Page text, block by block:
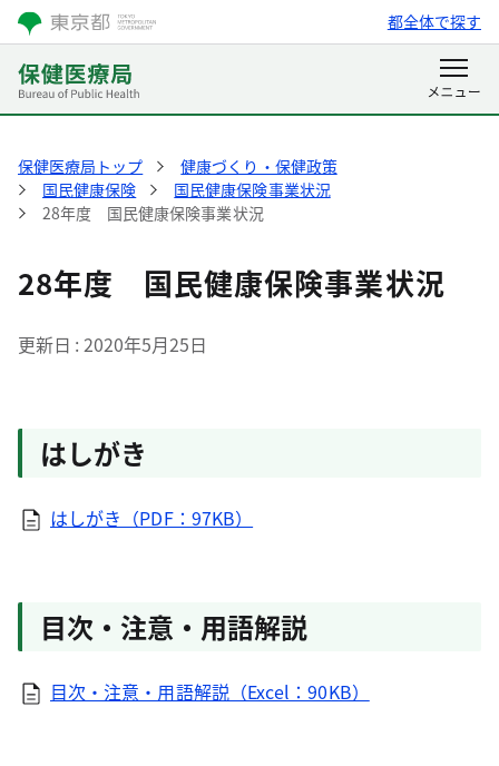
都全体で探す
保健医療局トップ
健康づくり・保健政策
国民健康保険
国民健康保険事業状況
28年度 国民健康保険事業状況
28年度 国民健康保険事業状況
更新日 2020年5月25日
はしがき
はしがき（PDF：97KB）
目次・注意・用語解説
目次・注意・用語解説（Excel：90KB）